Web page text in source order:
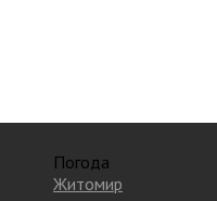
Погода
Житомир